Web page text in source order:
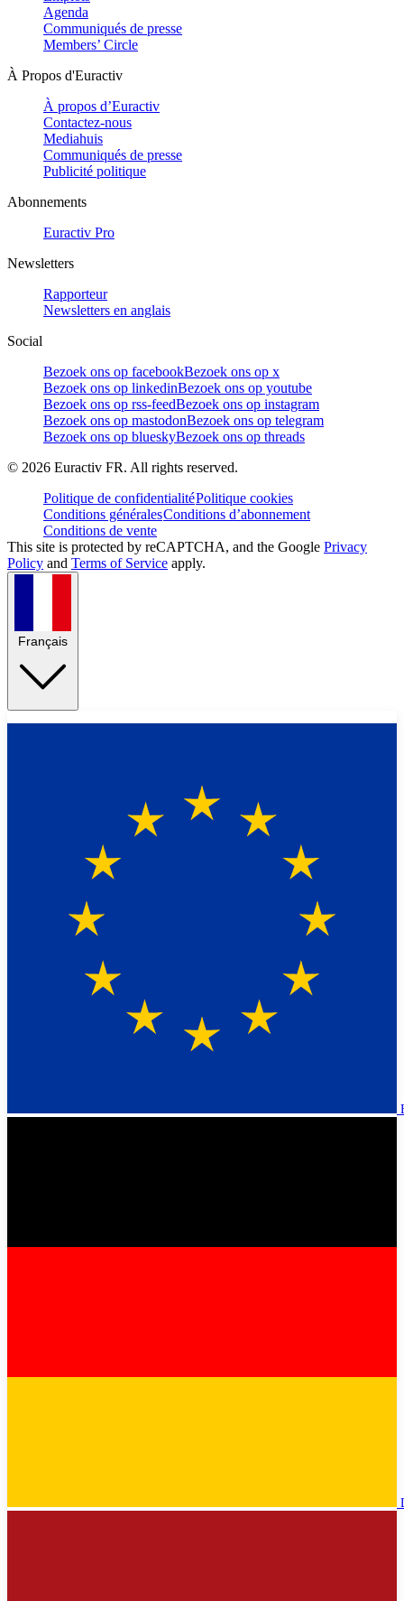
Agenda
Communiqués de presse
Members’ Circle
À Propos d'Euractiv
À propos d’Euractiv
Contactez-nous
Mediahuis
Communiqués de presse
Publicité politique
Abonnements
Euractiv Pro
Newsletters
Rapporteur
Newsletters en anglais
Social
Bezoek ons op facebookBezoek ons op x
Bezoek ons op linkedinBezoek ons op youtube
Bezoek ons op rss-feedBezoek ons op instagram
Bezoek ons op mastodonBezoek ons op telegram
Bezoek ons op blueskyBezoek ons op threads
© 2026 Euractiv FR. All rights reserved.
Politique de confidentialitéPolitique cookies
Conditions généralesConditions d’abonnement
Conditions de vente
This site is protected by reCAPTCHA, and the Google Privacy
Policy and Terms of Service apply.
Français